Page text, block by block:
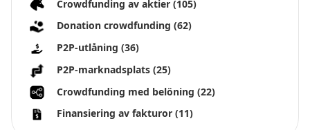
Crowdfunding av aktier (105)
Donation crowdfunding (62)
P2P-utlåning (36)
P2P-marknadsplats (25)
Crowdfunding med belöning (22)
Finansiering av fakturor (11)